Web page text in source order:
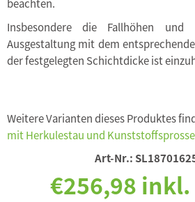
beachten.
Insbesondere die Fallhöhen und
Ausgestaltung mit dem
der festgelegten Schichtdicke ist
Weitere Varianten dieses Produktes
mit Herkulestau und
Art-Nr.:
€256,98 inkl.